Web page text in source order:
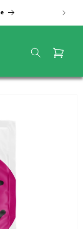
Carrello